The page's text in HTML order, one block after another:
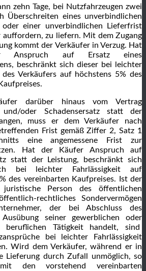
zehn Tage, bei Nutzfahrzeugen zwei
Überschreiten eines unverbindlichen
oder einer unverbindlichen Lieferfrist
auffordern, zu liefern. Mit dem Zugang
kommt der Verkäufer in Verzug. Hat
Anspruch auf Ersatz eines
beschränkt sich dieser bei leichter
des Verkäufers auf höchstens 5% des
darüber hinaus vom Vertrag
und/oder Schadensersatz statt der
muss er dem Verkäufer nach
Frist gemäß Ziffer 2, Satz 1
eine angemessene Frist zur
Hat der Käufer Anspruch auf
statt der Leistung, beschränkt sich
bei leichter Fahrlässigkeit auf
des vereinbarten Kaufpreises. Ist der
Person des öffentlichen
rechtliches Sondervermögen
der bei Abschluss des
seiner gewerblichen oder
beruflichen Tätigkeit handelt, sind
bei leichter Fahrlässigkeit
Wird dem Verkäufer, während er in
Lieferung durch Zufall unmöglich, so
den vorstehend vereinbarten